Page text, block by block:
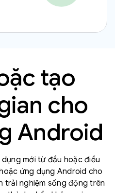
tạo
cho
Android
mới từ đầu hoặc điều
ứng dụng Android cho
trải nghiệm sống động trên